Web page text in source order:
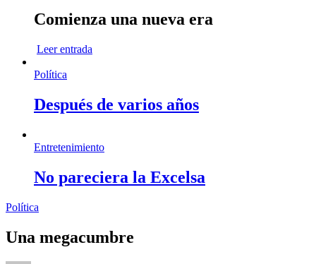
Comienza una nueva era
Leer entrada
Política
Después de varios años
Entretenimiento
No pareciera la Excelsa
Política
Una megacumbre